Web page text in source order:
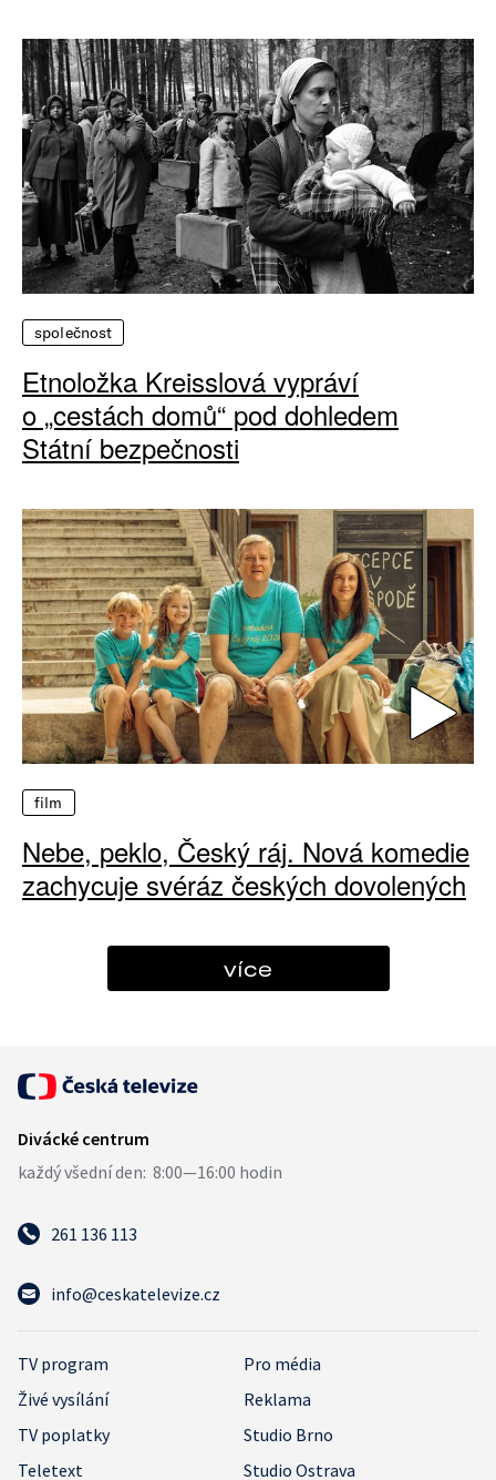
společnost
Etnoložka Kreisslová vypráví
o „cestách domů“ pod dohledem
Státní bezpečnosti
film
Nebe, peklo, Český ráj. Nová komedie
zachycuje svéráz českých dovolených
více
261 136 113
info@ceskatelevize.cz
TV program
Pro média
Živé vysílání
Reklama
TV poplatky
Studio Brno
Teletext
Studio Ostrava